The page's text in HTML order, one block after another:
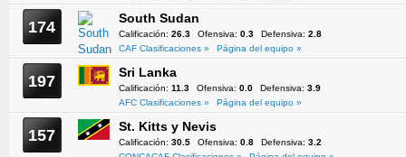
174 South Sudan
Calificación: 26.3 Ofensiva: 0.3 Defensiva: 2.8
CAF Clasificaciones »
Página del equipo »
197 Sri Lanka
Calificación: 11.3 Ofensiva: 0.0 Defensiva: 3.9
AFC Clasificaciones »
Página del equipo »
157 St. Kitts y Nevis
Calificación: 30.5 Ofensiva: 0.8 Defensiva: 3.2